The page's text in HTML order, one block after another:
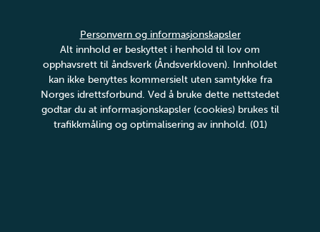
Personvern og informasjonskapsler
Alt innhold er beskyttet i henhold til lov om
opphavsrett til åndsverk (Åndsverkloven). Innholdet
kan ikke benyttes kommersielt uten samtykke fra
Norges idrettsforbund. Ved å bruke dette nettstedet
godtar du at informasjonskapsler (cookies) brukes til
trafikkmåling og optimalisering av innhold. (01)